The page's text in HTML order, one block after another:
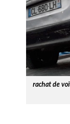
rachat de